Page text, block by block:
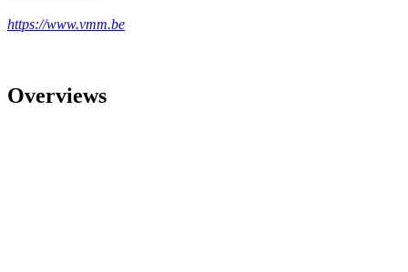
https://www.vmm.be
Overviews